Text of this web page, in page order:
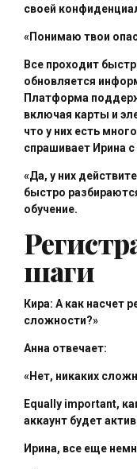
своей
«Понимаю твои
Все проходит
обновляется
Платформа
включая карты и
что у них есть
спрашивает Ирина
«Да, у них
быстро
обучение.
шаги
Кира: А как насчет
сложности?»
Анна отвечает:
«Нет, никаких
Equally important,
аккаунт будет
Ирина, все еще